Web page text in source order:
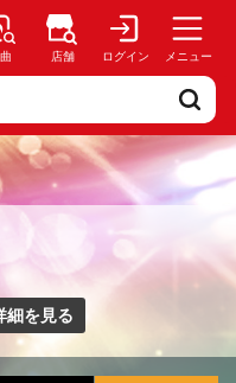
店舗 ログイン メニュー
細を見る